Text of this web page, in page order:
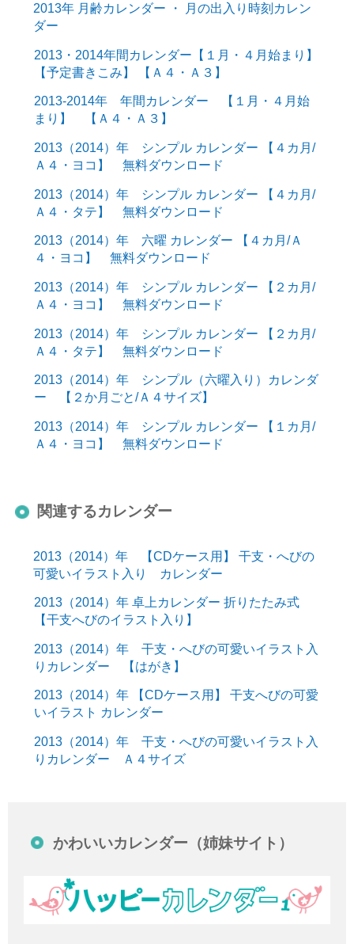
2013年 月齢カレンダー ・ 月の出入り時刻カレン
ダー
2013・2014年間カレンダー【１月・４月始まり】
【予定書きこみ】 【Ａ４・Ａ３】
2013-2014年 年間カレンダー 【１月・４月始
まり】 【Ａ４・Ａ３】
2013（2014）年 シンプル カレンダー 【４カ月/
Ａ４・ヨコ】 無料ダウンロード
2013（2014）年 シンプル カレンダー 【４カ月/
Ａ４・タテ】 無料ダウンロード
2013（2014）年 六曜 カレンダー 【４カ月/Ａ
４・ヨコ】 無料ダウンロード
2013（2014）年 シンプル カレンダー 【２カ月/
Ａ４・ヨコ】 無料ダウンロード
2013（2014）年 シンプル カレンダー 【２カ月/
Ａ４・タテ】 無料ダウンロード
2013（2014）年 シンプル（六曜入り）カレンダ
ー 【２か月ごと/Ａ４サイズ】
2013（2014）年 シンプル カレンダー 【１カ月/
Ａ４・ヨコ】 無料ダウンロード
関連するカレンダー
2013（2014）年 【CDケース用】 干支・へびの
可愛いイラスト入り カレンダー
2013（2014）年 卓上カレンダー 折りたたみ式
【干支へびのイラスト入り】
2013（2014）年 干支・へびの可愛いイラスト入
りカレンダー 【はがき】
2013（2014）年 【CDケース用】 干支へびの可愛
いイラスト カレンダー
2013（2014）年 干支・へびの可愛いイラスト入
りカレンダー Ａ４サイズ
かわいいカレンダー（姉妹サイト）